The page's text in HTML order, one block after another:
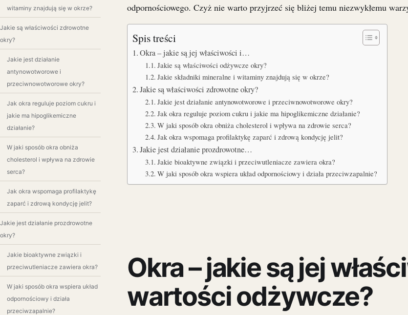
witaminy znajdują się w okrze?
Jakie są właściwości zdrowotne
okry?
Jakie jest działanie
antynowotworowe i
przeciwnowotworowe okry?
Jak okra reguluje poziom cukru i
jakie ma hipoglikemiczne
działanie?
W jaki sposób okra obniża
cholesterol i wpływa na zdrowie
serca?
Jak okra wspomaga profilaktykę
zaparć i zdrową kondycję jelit?
Jakie jest działanie prozdrowotne
okry?
Jakie bioaktywne związki i
przeciwutleniacze zawiera okra?
W jaki sposób okra wspiera układ
odpornościowy i działa
przeciwzapalnie?
odpornościowego. Czyż nie warto przyjrzeć się bliżej temu niezwykłemu
Spis treści
Okra – jakie są jej właściwości i…
Jakie są właściwości odżywcze okry?
Jakie składniki mineralne i witaminy znajdują się w okrze?
Jakie są właściwości zdrowotne okry?
Jakie jest działanie antynowotworowe i przeciwnowotworowe okry?
Jak okra reguluje poziom cukru i jakie ma hipoglikemiczne działanie?
W jaki sposób okra obniża cholesterol i wpływa na zdrowie serca?
Jak okra wspomaga profilaktykę zaparć i zdrową kondycję jelit?
Jakie jest działanie prozdrowotne…
Jakie bioaktywne związki i przeciwutleniacze zawiera okra?
W jaki sposób okra wspiera układ odpornościowy i działa przeciwzapalnie?
Okra – jakie są jej
wartości odżywcze?